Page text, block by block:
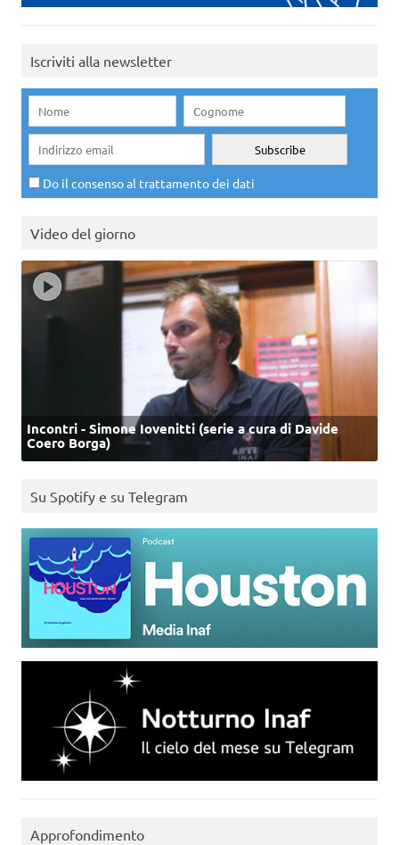
Iscriviti alla newsletter
Do il consenso al trattamento dei dati
Video del giorno
Incontri - Simone Iovenitti (serie a cura di Davide
Coero Borga)
Su Spotify e su Telegram
Approfondimento